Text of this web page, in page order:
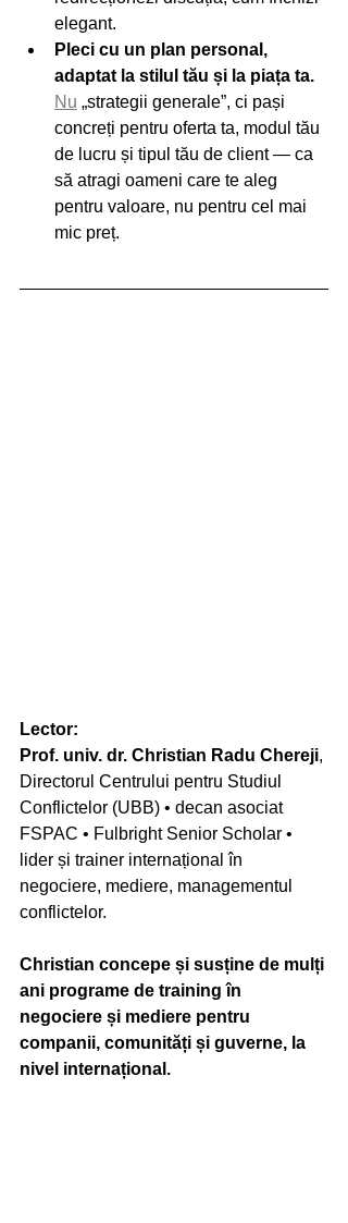
elegant.
Pleci cu un plan personal,
adaptat la stilul tău și la piața ta.
Nu „strategii generale”, ci pași
concreți pentru oferta ta, modul tău
de lucru și tipul tău de client — ca
să atragi oameni care te aleg
pentru valoare, nu pentru cel mai
mic preț.
Lector:
Prof. univ. dr. Christian Radu Chereji,
Directorul Centrului pentru Studiul
Conflictelor (UBB) • decan asociat
FSPAC • Fulbright Senior Scholar •
lider și trainer internațional în
negociere, mediere, managementul
conflictelor.
Christian concepe și susține de mulți
ani programe de training în
negociere și mediere pentru
companii, comunități și guverne, la
nivel internațional.